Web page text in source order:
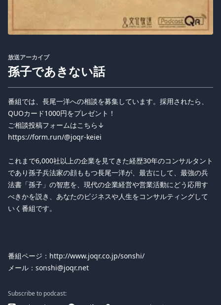
放送アーカイブ
孫子であきない話
番組では、長尾一洋への相談を募集しています。採用されたら、
QUOカード1000円をプレゼント！
ご相談投稿フォームはこちら↓
https://form.run/@joqr-keiei
これまで6,000社以上の企業を見てきた経歴30年のコンサルタント
であり孫子兵法家の顔ももつ長尾一洋が、最古にして、最強の兵
法書「孫子」の智恵を、現代の企業経営や営業活動にどう応用す
べきかを説き、あなたのビジネスや人生をコンサルティングして
いく番組です。
番組ページ：http://www.joqr.co.jp/sonshi/
メール：sonshi@joqr.net
Subscribe to podcast: